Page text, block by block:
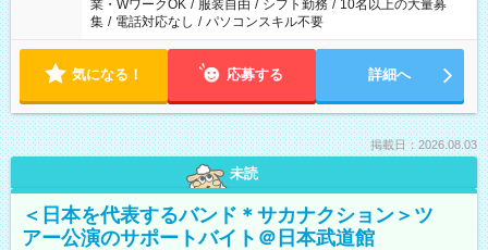
業・WワークOK / 服装自由 / シフト勤務 / 10名以上の大量募
集 / 電話対応なし / パソコンスキル不要
気になる！ 応募する 詳細へ
掲載日：2026.08.03
未読
＜日本を代表するバンド＊サカナクション＞ツ
アー公演のサポートバイト＠日本武道館